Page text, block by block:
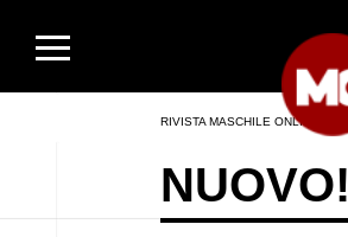
RIVISTA MASCHILE ONLINE
NUOVO!